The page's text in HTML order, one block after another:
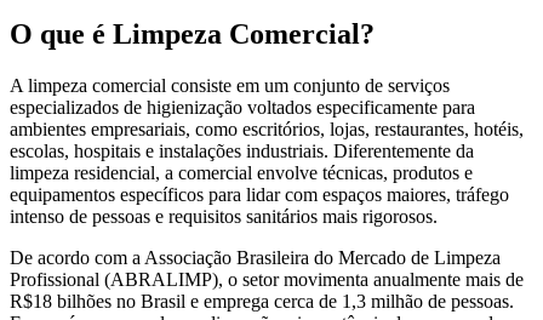
O que é Limpeza Comercial?
A limpeza comercial consiste em um conjunto de serviços
especializados de higienização voltados especificamente para
ambientes empresariais, como escritórios, lojas, restaurantes, hotéis,
escolas, hospitais e instalações industriais. Diferentemente da
limpeza residencial, a comercial envolve técnicas, produtos e
equipamentos específicos para lidar com espaços maiores, tráfego
intenso de pessoas e requisitos sanitários mais rigorosos.
De acordo com a Associação Brasileira do Mercado de Limpeza
Profissional (ABRALIMP), o setor movimenta anualmente mais de
R$18 bilhões no Brasil e emprega cerca de 1,3 milhão de pessoas.